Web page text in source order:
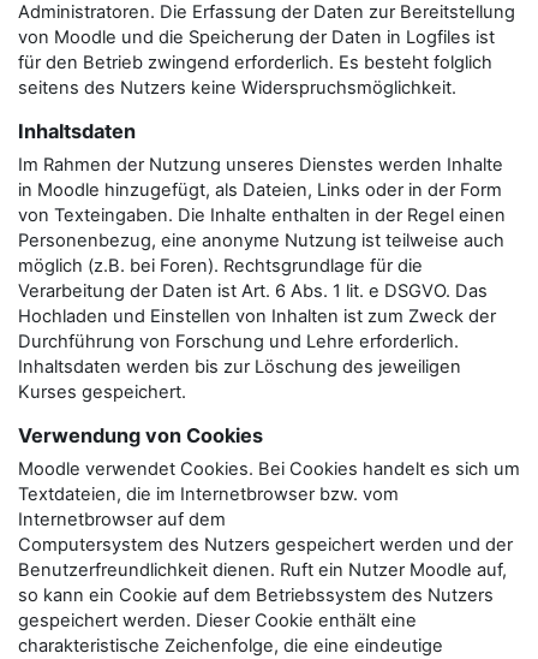
Administratoren. Die Erfassung der Daten zur Bereitstellung
von Moodle und die Speicherung der Daten in Logfiles ist
für den Betrieb zwingend erforderlich. Es besteht folglich
seitens des Nutzers keine Widerspruchsmöglichkeit.
Inhaltsdaten
Im Rahmen der Nutzung unseres Dienstes werden Inhalte
in Moodle hinzugefügt, als Dateien, Links oder in der Form
von Texteingaben. Die Inhalte enthalten in der Regel einen
Personenbezug, eine anonyme Nutzung ist teilweise auch
möglich (z.B. bei Foren). Rechtsgrundlage für die
Verarbeitung der Daten ist Art. 6 Abs. 1 lit. e DSGVO. Das
Hochladen und Einstellen von Inhalten ist zum Zweck der
Durchführung von Forschung und Lehre erforderlich.
Inhaltsdaten werden bis zur Löschung des jeweiligen
Kurses gespeichert.
Verwendung von Cookies
Moodle verwendet Cookies. Bei Cookies handelt es sich um
Textdateien, die im Internetbrowser bzw. vom
Internetbrowser auf dem
Computersystem des Nutzers gespeichert werden und der
Benutzerfreundlichkeit dienen. Ruft ein Nutzer Moodle auf,
so kann ein Cookie auf dem Betriebssystem des Nutzers
gespeichert werden. Dieser Cookie enthält eine
charakteristische Zeichenfolge, die eine eindeutige